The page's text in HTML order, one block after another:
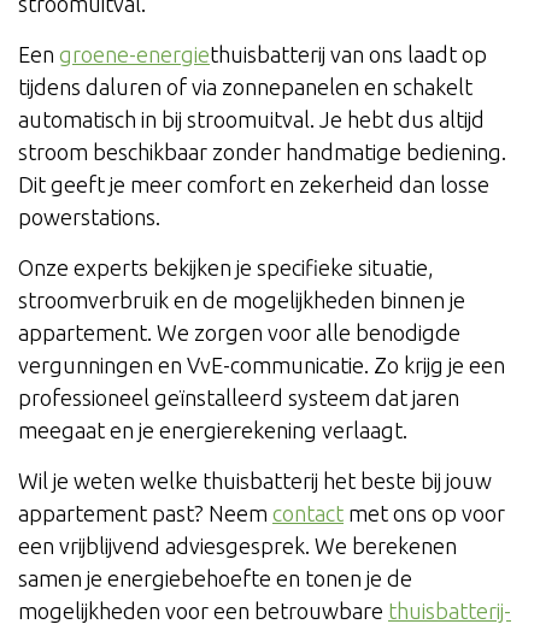
Een groene-energiethuisbatterij van ons laadt op
tijdens daluren of via zonnepanelen en schakelt
automatisch in bij stroomuitval. Je hebt dus altijd
stroom beschikbaar zonder handmatige bediening.
Dit geeft je meer comfort en zekerheid dan losse
powerstations.
Onze experts bekijken je specifieke situatie,
stroomverbruik en de mogelijkheden binnen je
appartement. We zorgen voor alle benodigde
vergunningen en VvE-communicatie. Zo krijg je een
professioneel geïnstalleerd systeem dat jaren
meegaat en je energierekening verlaagt.
Wil je weten welke thuisbatterij het beste bij jouw
appartement past? Neem contact met ons op voor
een vrijblijvend adviesgesprek. We berekenen
samen je energiebehoefte en tonen je de
mogelijkheden voor een betrouwbare thuisbatterij-